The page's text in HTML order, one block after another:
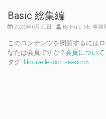
Basic 総集編
2026年6月30日 By Hula-Me 事務
このコンテンツを閲覧するには
なたは会員ですか ? 会員について
タグ: liko live lesson season5